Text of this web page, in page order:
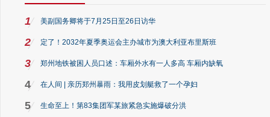
1 美副国务卿将于7月25日至26日访华
2 定了！2032年夏季奥运会主办城市为澳大利亚布里斯班
3 郑州地铁被困人员口述：车厢外水有一人多高 车厢内缺氧
4 在人间 | 亲历郑州暴雨：我用皮划艇救了一个孕妇
5 生命至上！第83集团军某旅紧急实施爆破分洪